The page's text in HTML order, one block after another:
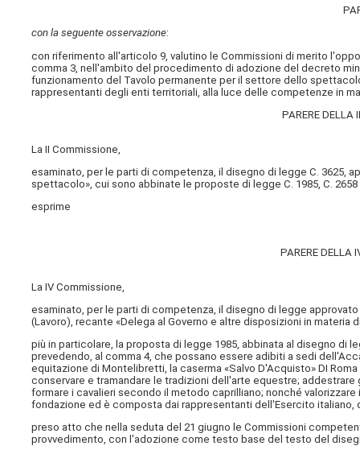
con la seguente osservazione:
con riferimento all'articolo 9, valutino le Commissioni di merito
comma 3, nell'ambito del procedimento di adozione del decreto
funzionamento del Tavolo permanente per il settore dello
rappresentanti degli enti territoriali, alla luce delle competenze in
PARERE DELLA
La II Commissione,
esaminato, per le parti di competenza, il disegno di legge C. 3625,
spettacolo», cui sono abbinate le proposte di legge C. 1985, C. 2658
esprime
PARERE DELLA
La IV Commissione,
esaminato, per le parti di competenza, il disegno di legge
(Lavoro), recante «Delega al Governo e altre disposizioni in materia
più in particolare, la proposta di legge 1985, abbinata al disegno di
prevedendo, al comma 4, che possano essere adibiti a sedi
equitazione di Montelibretti, la caserma «Salvo D'Acquisto» DI
conservare e tramandare le tradizioni dell'arte equestre;
formare i cavalieri secondo il metodo caprilliano; nonché
fondazione ed è composta dai rappresentanti dell'Esercito
preso atto che nella seduta del 21 giugno le Commissioni
provvedimento, con l'adozione come testo base del testo del